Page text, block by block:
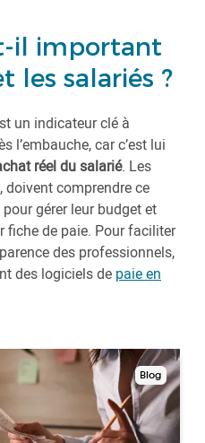
il important
les salariés ?
un indicateur clé à
l’embauche, car c’est lui
réel du salarié. Les
comprendre ce
gérer leur budget et
fiche de paie. Pour faciliter
des professionnels,
des logiciels de paie en
Blog